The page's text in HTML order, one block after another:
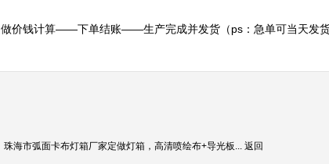
价钱计算——下单结账——生产完成并发货（ps：急单可当天发
珠海市弧面卡布灯箱厂家定做灯箱，高清喷绘布+导光板... 返回